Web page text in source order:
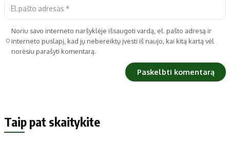
Noriu savo interneto naršyklėje išsaugoti vardą, el. pašto adresą ir
interneto puslapį, kad jų nebereiktų įvesti iš naujo, kai kitą kartą vėl
norėsiu parašyti komentarą.
Taip pat skaitykite